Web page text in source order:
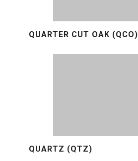
QUARTER CUT OAK (QCO)
QUARTZ (QTZ)